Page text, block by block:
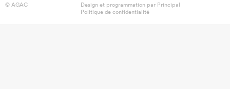
© AGAC Design et programmation par Principal
Politique de confidentialité